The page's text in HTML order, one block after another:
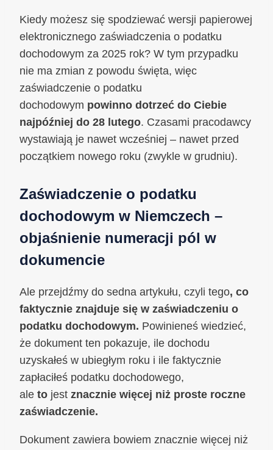
Kiedy możesz się spodziewać wersji papierowej
elektronicznego zaświadczenia o podatku
dochodowym za 2025 rok? W tym przypadku
nie ma zmian z powodu święta, więc
zaświadczenie o podatku
dochodowym powinno dotrzeć do Ciebie
najpóźniej do 28 lutego. Czasami pracodawcy
wystawiają je nawet wcześniej – nawet przed
początkiem nowego roku (zwykle w grudniu).
Zaświadczenie o podatku
dochodowym w Niemczech –
objaśnienie numeracji pól w
dokumencie
Ale przejdźmy do sedna artykułu, czyli tego, co
faktycznie znajduje się w zaświadczeniu o
podatku dochodowym. Powinieneś wiedzieć,
że dokument ten pokazuje, ile dochodu
uzyskałeś w ubiegłym roku i ile faktycznie
zapłaciłeś podatku dochodowego,
ale to jest znacznie więcej niż proste roczne
zaświadczenie.
Dokument zawiera bowiem znacznie więcej niż